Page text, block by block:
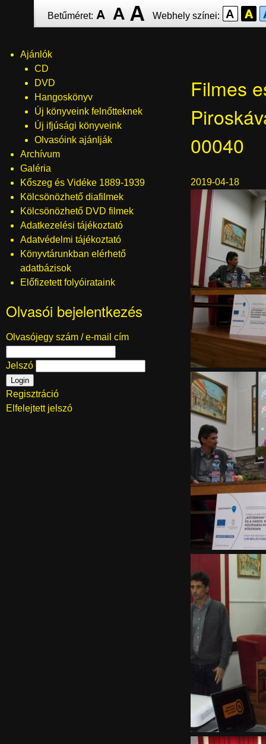
Betűméret: Webhely színei:
Menü
Ajánlók
CD
DVD
Hangoskönyv
Új könyveink felnőtteknek
Új ifjúsági könyveink
Olvasóink ajánlják
Archívum
Galéria
Kőszeg és Vidéke 1889-1939
Kölcsönözhető diafilmek
Kölcsönözhető DVD filmek
Adatkezelési tájékoztató
Adatvédelmi tájékoztató
Könyvtárunkban elérhető
adatbázisok
Előfizetett folyóirataink
Olvasói bejelentkezés
Olvasójegy szám / e-mail cím
Jelszó
Regisztráció
Elfelejtett jelszó
Filmes
00040
2019-04-18